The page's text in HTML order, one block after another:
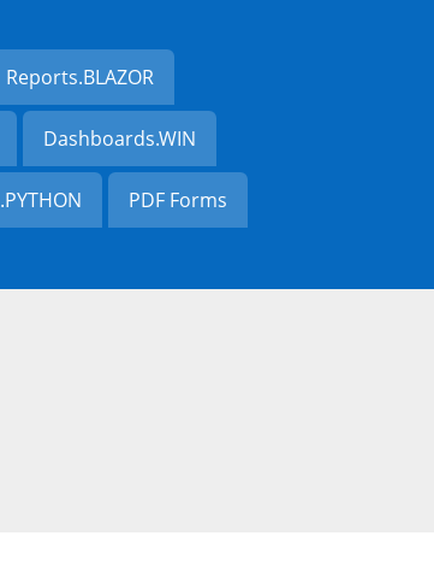
Reports.BLAZOR
Dashboards.WIN
PDF Forms